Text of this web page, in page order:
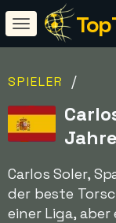
SPIELER /
Jahre
Carlos Soler,
der beste
einer Liga, aber